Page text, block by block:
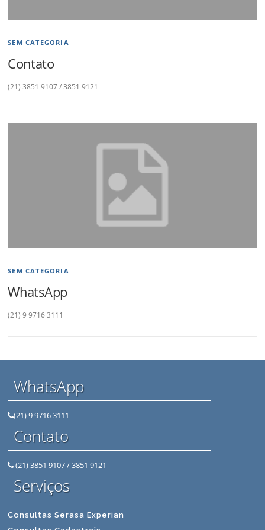
SEM CATEGORIA
Contato
(21) 3851 9107 / 3851 9121
SEM CATEGORIA
WhatsApp
(21) 9 9716 3111
WhatsApp
(21) 9 9716 3111
Contato
(21) 3851 9107 / 3851 9121
Serviços
Consultas Serasa Experian